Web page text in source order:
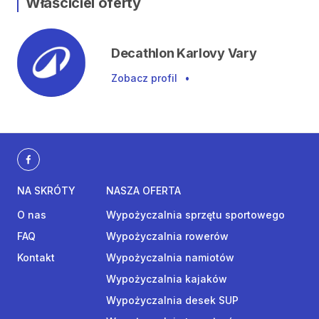
Decathlon Karlovy Vary
Zobacz profil •
NA SKRÓTY
O nas
FAQ
Kontakt
NASZA OFERTA
Wypożyczalnia sprzętu sportowego
Wypożyczalnia rowerów
Wypożyczalnia namiotów
Wypożyczalnia kajaków
Wypożyczalnia desek SUP